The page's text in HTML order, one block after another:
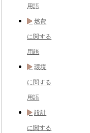
用語
燃費
に関する
用語
環境
に関する
用語
設計
に関する